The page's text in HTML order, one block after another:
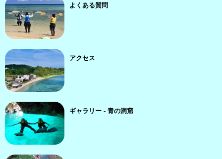
よくある質問
アクセス
ギャラリー - 青の洞窟